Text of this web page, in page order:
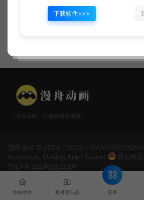
漫舟动画，让做动画更便捷！
漫舟动画 © 2024 - 2025 -
Animation, Making Anim Easier!
晋公网
晋ICP备2024039323号
动画插件 素材管理器 菜单
下载软件>>>